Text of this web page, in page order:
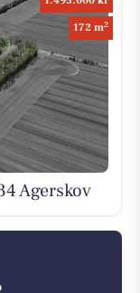
172 m2
Agerskov